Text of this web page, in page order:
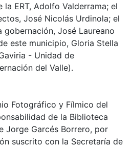
ERT, Adolfo Valderrama; el
José Nicolás Urdinola; el
gobernación, José Laureano
este municipio, Gloria Stella
- Unidad de
del Valle).
Fotográfico y Fílmico del
de la Biblioteca
Jorge Garcés Borrero, por
suscrito con la Secretaría de